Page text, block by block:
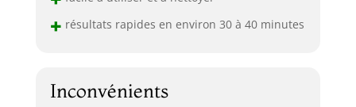
+ résultats rapides en environ 30 à 40 minutes
Inconvénients